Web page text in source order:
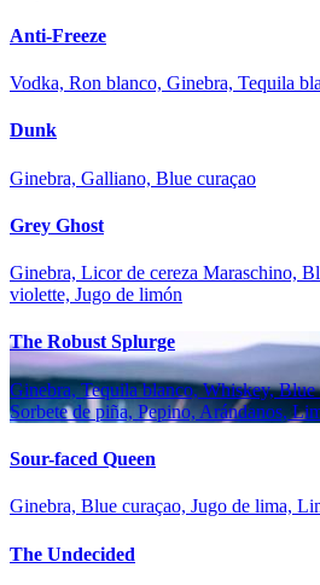
Anti-Freeze
Vodka, Ron blanco, Ginebra, Tequila
Dunk
Ginebra, Galliano, Blue curaçao
Grey Ghost
Ginebra, Licor de cereza Maraschino,
violette, Jugo de limón
The Robust Splurge
Ginebra, Tequila blanco, Whiskey, Blue
Sorbete de piña, Pepino, Arándanos,
Sour-faced Queen
Ginebra, Blue curaçao, Jugo de lima,
The Undecided